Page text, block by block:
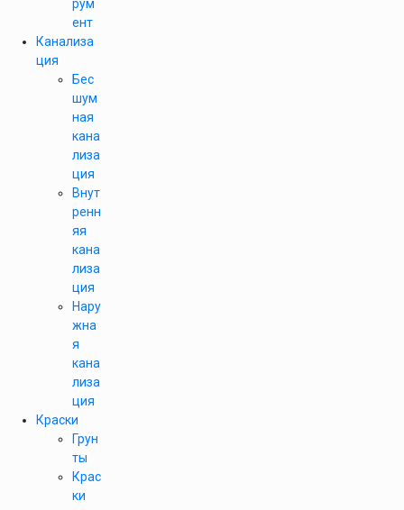
рум
ент
Канализа
ция
Бес
шум
ная
кана
лиза
ция
Внут
ренн
яя
кана
лиза
ция
Нару
жна
я
кана
лиза
ция
Краски
Грун
ты
Крас
ки